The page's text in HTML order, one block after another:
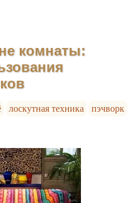
комнаты:
лоскутная техника
пэчворк